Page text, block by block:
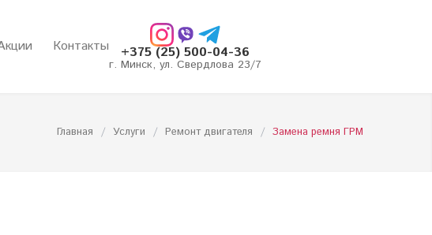
Контакты +375 (25) 500-04-36
г. Минск, ул. Свердлова 23/7
Главная / Услуги / Ремонт двигателя / Замена ремня ГРМ